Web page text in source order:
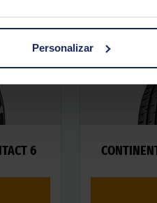
Personalizar
6